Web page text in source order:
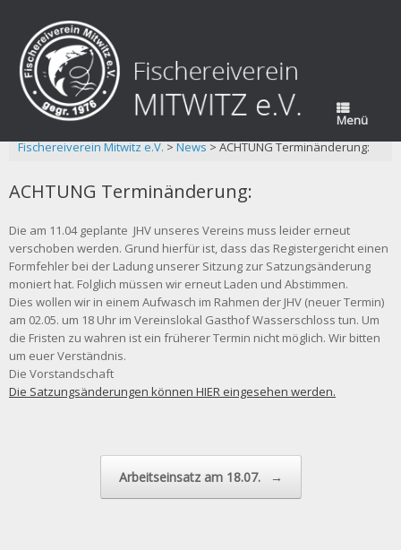
springen
Menü
Fischereiverein Mitwitz e.V.>News>ACHTUNG Terminänderung:
ACHTUNG Terminänderung:
Die am 11.04 geplante JHV unseres Vereins muss leider erneut
verschoben werden. Grund hierfür ist, dass das Registergericht einen
Formfehler bei der Ladung unserer Sitzung zur Satzungsänderung
moniert hat. Folglich müssen wir erneut Laden und Abstimmen.
Dies wollen wir in einem Aufwasch im Rahmen der JHV (neuer Termin)
am 02.05. um 18 Uhr im Vereinslokal Gasthof Wasserschloss tun. Um
die Fristen zu wahren ist ein früherer Termin nicht möglich. Wir bitten
um euer Verständnis.
Die Vorstandschaft
Die Satzungsänderungen können HIER eingesehen werden.
Arbeitseinsatz am 18.07. →